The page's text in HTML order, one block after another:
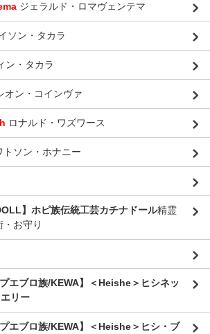
ジェラルド・ロマヴェンテマ
ソン・タカラ
ン・タカラ
オン・コインヴァ
ロナルド・ワズワース
トソン・ホナニー
】ホピ族伝統工芸カチナドール精霊
お守り
エブロ族/KEWA】＜Heishe＞ヒシネッ
リー
エブロ族/KEWA】＜Heishe＞ヒシ・ブ